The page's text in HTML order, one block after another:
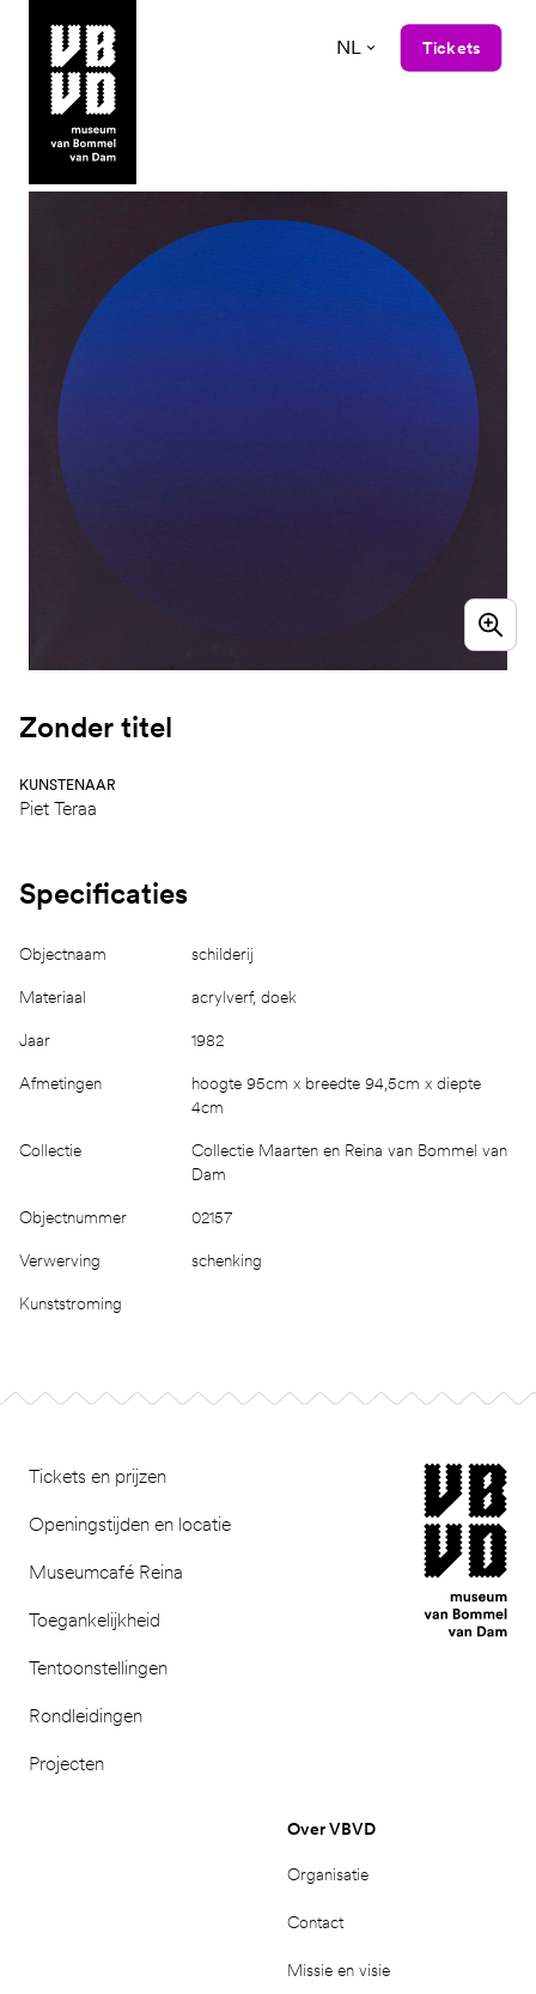
museum van Bommel van Dam
NL Tickets
Zonder titel
KUNSTENAAR
Piet Teraa
Specificaties
Objectnaam schilderij
Materiaal acrylverf, doek
Jaar 1982
Afmetingen
hoogte 95cm x breedte 94,5cm x diepte
4cm
Collectie
Collectie Maarten en Reina van Bommel van
Dam
Objectnummer 02157
Verwerving schenking
Kunststroming
Tickets en prijzen
Openingstijden en locatie
Museumcafé Reina
Toegankelijkheid
Tentoonstellingen
Rondleidingen
Projecten
museum van
Over VBVD
Organisatie
Contact
Missie en visie